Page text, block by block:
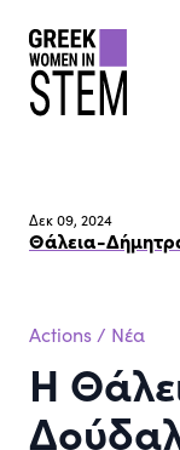
gwis
Δεκ 09, 2024
Θάλεια-
Actions / Νέα
Η